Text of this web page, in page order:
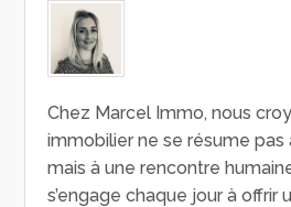
Chez Marcel Immo, nous
immobilier ne se résume pas
mais à une rencontre
s’engage chaque jour à offrir